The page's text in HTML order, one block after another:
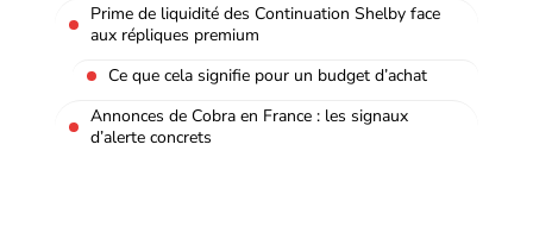
Prime de liquidité des Continuation Shelby face
aux répliques premium
Ce que cela signifie pour un budget d’achat
Annonces de Cobra en France : les signaux
d’alerte concrets